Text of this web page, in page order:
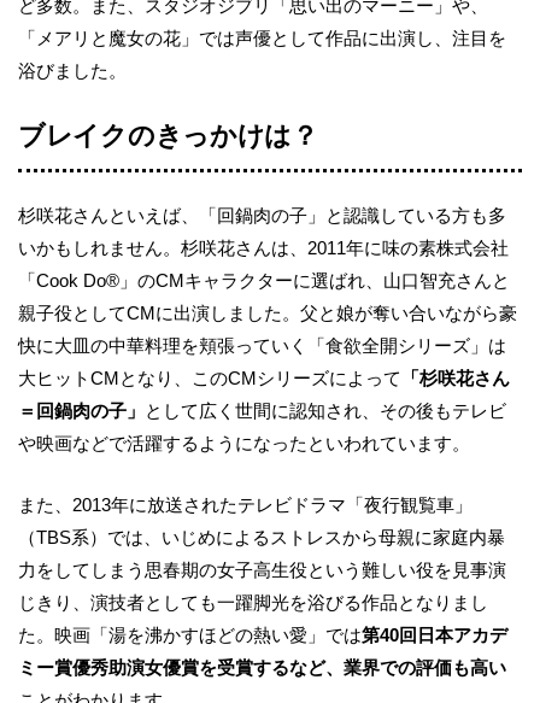
ど多数。また、スタジオジブリ「思い出のマーニー」や、
「メアリと魔女の花」では声優として作品に出演し、注目を
浴びました。
ブレイクのきっかけは？
杉咲花さんといえば、「回鍋肉の子」と認識している方も多
いかもしれません。杉咲花さんは、2011年に味の素株式会社
「Cook Do®」のCMキャラクターに選ばれ、山口智充さんと
親子役としてCMに出演しました。父と娘が奪い合いながら豪
快に大皿の中華料理を頬張っていく「食欲全開シリーズ」は
大ヒットCMとなり、このCMシリーズによって
「杉咲花さん
＝回鍋肉の子」 として広く世間に認知され、その後もテレビ
や映画などで活躍するようになったといわれています。
また、2013年に放送されたテレビドラマ「夜行観覧車」
（TBS系）では、いじめによるストレスから母親に家庭内暴
力をしてしまう思春期の女子高生役という難しい役を見事演
じきり、演技者としても一躍脚光を浴びる作品となりまし
た。映画「湯を沸かすほどの熱い愛」では第40回日本アカデ
ミー賞優秀助演女優賞を受賞するなど、業界での評価も高い